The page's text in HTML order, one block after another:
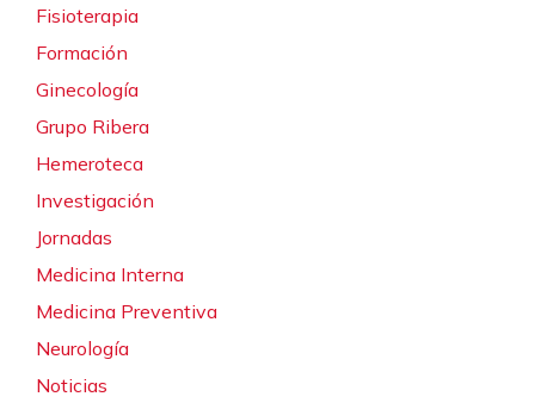
Fisioterapia
Formación
Ginecología
Grupo Ribera
Hemeroteca
Investigación
Jornadas
Medicina Interna
Medicina Preventiva
Neurología
Noticias